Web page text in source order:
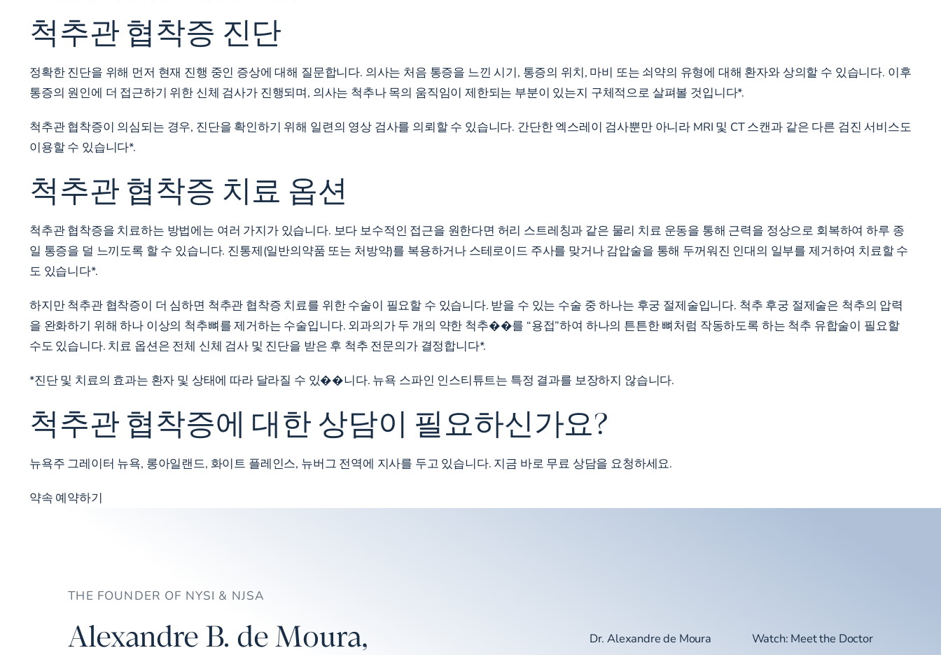
척추관 협착증 진단
정확한 진단을 위해 먼저 현재 진행 중인 증상에 대해 질문합니다. 의사는 처음 통증을 느낀 시기, 통증의 위치, 마비 또는 쇠약의 유형에 대해 환자와 상의할 수 있습니다. 이후
통증의 원인에 더 접근하기 위한 신체 검사가 진행되며, 의사는 척추나 목의 움직임이 제한되는 부분이 있는지 구체적으로 살펴볼 것입니다*.
척추관 협착증이 의심되는 경우, 진단을 확인하기 위해 일련의 영상 검사를 의뢰할 수 있습니다. 간단한 엑스레이 검사뿐만 아니라 MRI 및 CT 스캔과 같은 다른 검진 서비스도
이용할 수 있습니다*.
척추관 협착증 치료 옵션
척추관 협착증을 치료하는 방법에는 여러 가지가 있습니다. 보다 보수적인 접근을 원한다면 허리 스트레칭과 같은 물리 치료 운동을 통해 근력을 정상으로 회복하여 하루 종
일 통증을 덜 느끼도록 할 수 있습니다. 진통제(일반의약품 또는 처방약)를 복용하거나 스테로이드 주사를 맞거나 감압술을 통해 두꺼워진 인대의 일부를 제거하여 치료할 수
도 있습니다*.
하지만 척추관 협착증이 더 심하면 척추관 협착증 치료를 위한 수술이 필요할 수 있습니다. 받을 수 있는 수술 중 하나는 후궁 절제술입니다. 척추 후궁 절제술은 척추의 압력
을 완화하기 위해 하나 이상의 척추뼈를 제거하는 수술입니다. 외과의가 두 개의 약한 척추��를 “용접”하여 하나의 튼튼한 뼈처럼 작동하도록 하는 척추 유합술이 필요할
수도 있습니다. 치료 옵션은 전체 신체 검사 및 진단을 받은 후 척추 전문의가 결정합니다*.
*진단 및 치료의 효과는 환자 및 상태에 따라 달라질 수 있��니다. 뉴욕 스파인 인스티튜트는 특정 결과를 보장하지 않습니다.
척추관 협착증에 대한 상담이 필요하신가요?
뉴욕주 그레이터 뉴욕, 롱아일랜드, 화이트 플레인스, 뉴버그 전역에 지사를 두고 있습니다. 지금 바로 무료 상담을 요청하세요.
약속 예약하기
THE FOUNDER OF NYSI & NJSA
Alexandre B. de Moura, Dr. Alexandre de Moura Watch: Meet the Doctor